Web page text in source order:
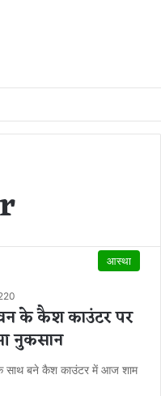
आस्था
के कैश काउंटर पर
नुकसान
के साथ बने कैश काउंटर में आज शाम